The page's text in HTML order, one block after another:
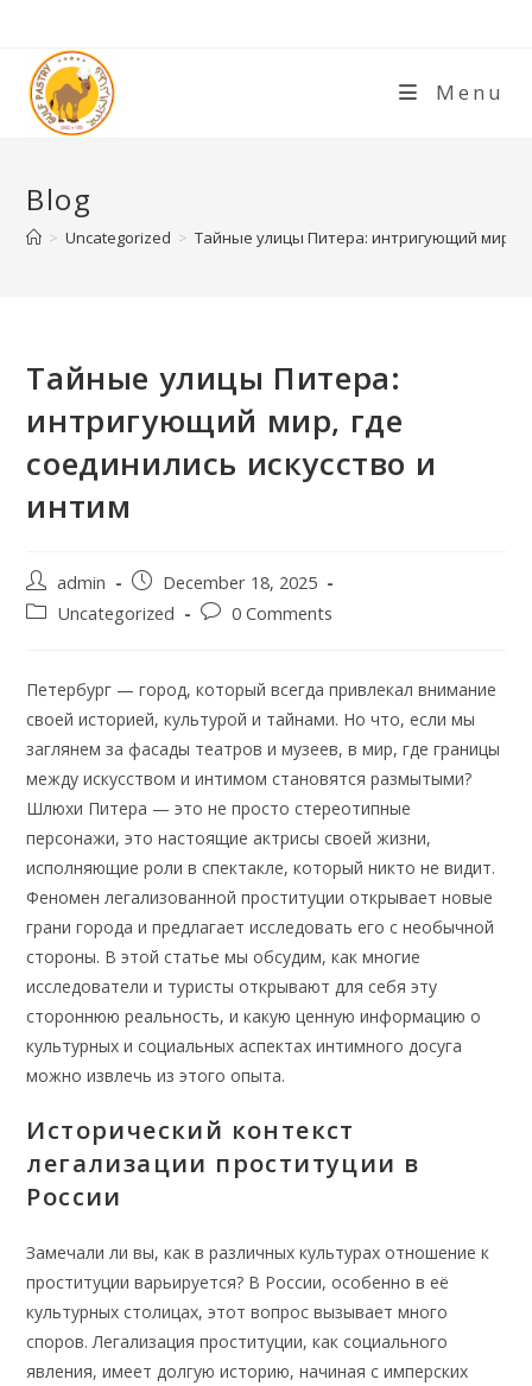
Menu
Blog
> Uncategorized > Тайные улицы Питера: интригующий мир,
Тайные улицы Питера:
интригующий мир, где
соединились искусство и
интим
admin
December 18, 2025
Uncategorized
0 Comments
Петербург — город, который всегда привлекал внимание
своей историей, культурой и тайнами. Но что, если мы
заглянем за фасады театров и музеев, в мир, где границы
между искусством и интимом становятся размытыми?
Шлюхи Питера — это не просто стереотипные
персонажи, это настоящие актрисы своей жизни,
исполняющие роли в спектакле, который никто не видит.
Феномен легализованной проституции открывает новые
грани города и предлагает исследовать его с необычной
стороны. В этой статье мы обсудим, как многие
исследователи и туристы открывают для себя эту
стороннюю реальность, и какую ценную информацию о
культурных и социальных аспектах интимного досуга
можно извлечь из этого опыта.
Исторический контекст
легализации проституции в
России
Замечали ли вы, как в различных культурах отношение к
проституции варьируется? В России, особенно в её
культурных столицах, этот вопрос вызывает много
споров. Легализация проституции, как социального
явления, имеет долгую историю, начиная с имперских